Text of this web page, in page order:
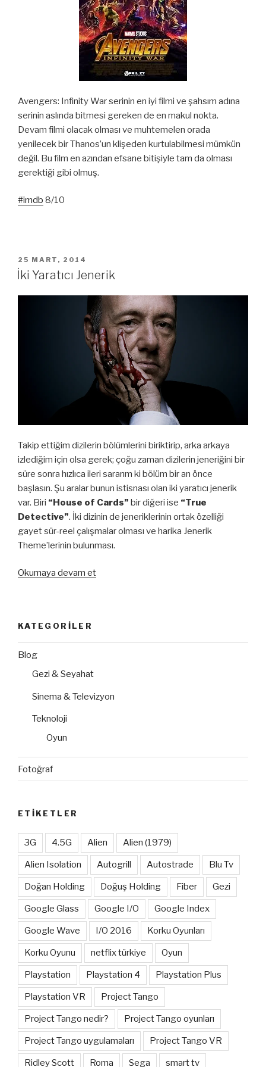
Avengers: Infinity War serinin en iyi filmi ve şahsım adına
serinin aslında bitmesi gereken de en makul nokta.
Devam filmi olacak olması ve muhtemelen orada
yenilecek bir Thanos’un klişeden kurtulabilmesi mümkün
değil. Bu film en azından efsane bitişiyle tam da olması
gerektiği gibi olmuş.
#imdb 8/10
YAYIM
TARIHI
25 MART, 2014
İki Yaratıcı Jenerik
Takip ettiğim dizilerin bölümlerini biriktirip, arka arkaya
izlediğim için olsa gerek; çoğu zaman dizilerin jeneriğini bir
süre sonra hızlıca ileri sararım ki bölüm bir an önce
başlasın. Şu aralar bunun istisnası olan iki yaratıcı jenerik
var. Biri “House of Cards” bir diğeri ise “True
Detective”. İki dizinin de jeneriklerinin ortak özelliği
gayet sür-reel çalışmalar olması ve harika Jenerik
Theme’lerinin bulunması.
Okumaya devam et“İki
KATEGORILER
Blog
Gezi & Seyahat
Sinema & Televizyon
Teknoloji
Oyun
Fotoğraf
ETIKETLER
3G 4.5G Alien Alien (1979)
Alien Isolation Autogrill Autostrade Blu Tv
Doğan Holding Doğuş Holding Fiber Gezi
Google Glass Google I/O Google Index
Google Wave I/O 2016 Korku Oyunları
Korku Oyunu netflix türkiye Oyun
Playstation Playstation 4 Playstation Plus
Playstation VR Project Tango
Project Tango nedir? Project Tango oyunları
Project Tango uygulamaları Project Tango VR
Ridley Scott Roma Sega smart tv